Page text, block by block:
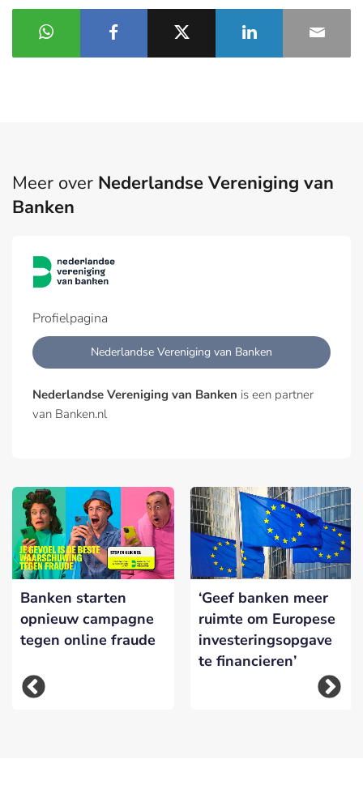
Meer over Nederlandse Vereniging van
Banken
Profielpagina
Nederlandse Vereniging van Banken
Nederlandse Vereniging van Banken is een partner
van Banken.nl
Banken starten
opnieuw campagne
tegen online fraude
‘Geef banken meer
ruimte om Europese
investeringsopgave
te financieren’